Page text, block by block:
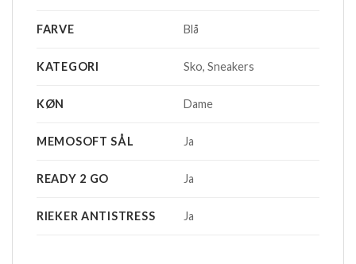
FARVE Blå
KATEGORI Sko, Sneakers
KØN Dame
MEMOSOFT SÅL Ja
READY 2 GO Ja
RIEKER ANTISTRESS Ja